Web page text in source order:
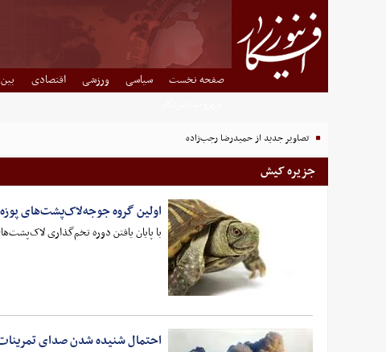
صفحه نخست سیاسی ورزشی اقتصادی
تصاویر جدید از حمیدرضا رجب‌زاده
جزیره کیش
اولین گروه جوجه‌لاک‌پشت‌های
با پایان یافتن دوره تخم‌گذاری لاک‌پشت‌های
احتمال شنیده شدن صدای